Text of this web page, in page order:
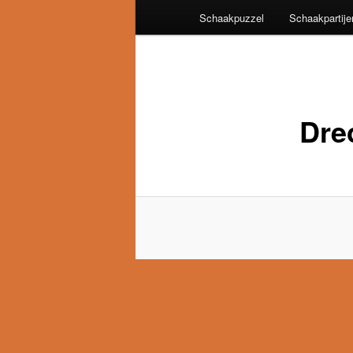
Schaakpuzzel